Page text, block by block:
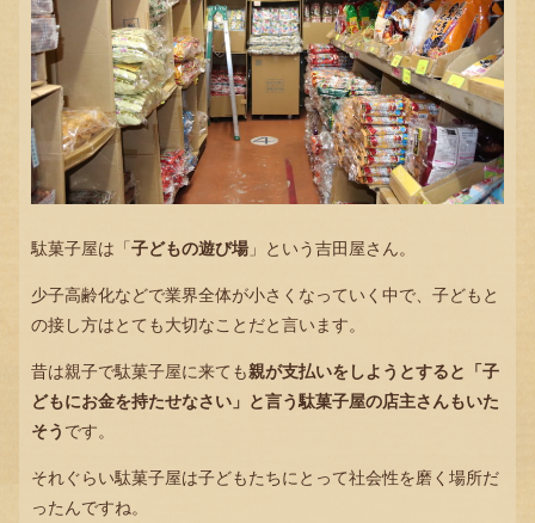
駄菓子屋は「 子どもの遊び場 」という吉田屋さん。
少子高齢化などで業界全体が小さくなっていく中で、子どもと
の接し方はとても大切なことだと言います。
昔は親子で駄菓子屋に来ても親が支払いをしようとすると「子
どもにお金を持たせなさい」と言う駄菓子屋の店主さんもいた
そう です。
それぐらい駄菓子屋は子どもたちにとって社会性を磨く場所だ
ったんですね。